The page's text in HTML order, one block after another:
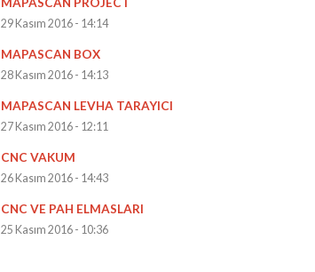
29 Kasım 2016 - 14:14
MAPASCAN BOX
28 Kasım 2016 - 14:13
MAPASCAN LEVHA TARAYICI
27 Kasım 2016 - 12:11
CNC VAKUM
26 Kasım 2016 - 14:43
CNC VE PAH ELMASLARI
25 Kasım 2016 - 10:36